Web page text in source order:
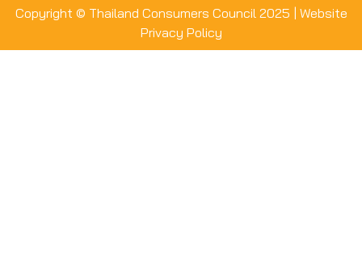
Copyright © Thailand Consumers Council 2025 | Website
Privacy Policy